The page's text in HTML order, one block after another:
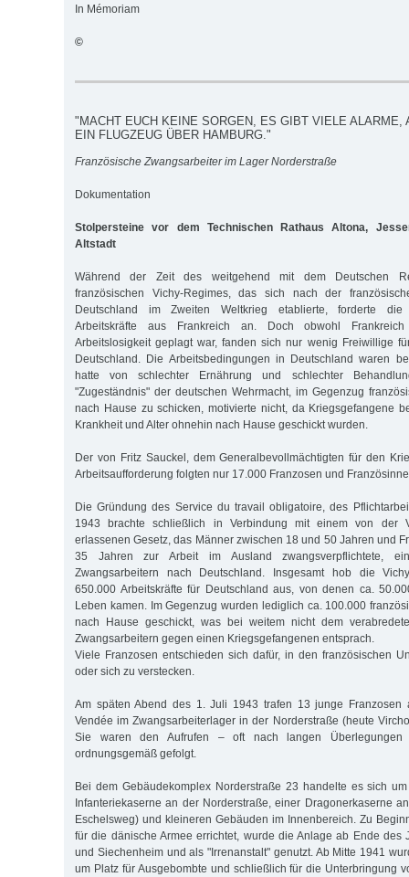
In Mémoriam
©
"MACHT EUCH KEINE SORGEN, ES GIBT VIELE ALARME,
EIN FLUGZEUG ÜBER HAMBURG."
Französische Zwangsarbeiter im Lager Norderstraße
Dokumentation
Stolpersteine vor dem Technischen Rathaus Altona,
Altstadt
Während der Zeit des weitgehend mit dem Deutschen
französischen Vichy-Regimes, das sich nach der
Deutschland im Zweiten Weltkrieg etablierte, forderte die
Arbeitskräfte aus Frankreich an. Doch obwohl
Arbeitslosigkeit geplagt war, fanden sich nur wenig Freiwillige
Deutschland. Die Arbeitsbedingungen in Deutschland waren
hatte von schlechter Ernährung und schlechter
"Zugeständnis" der deutschen Wehrmacht, im Gegenzug
nach Hause zu schicken, motivierte nicht, da Kriegsgefangene
Krankheit und Alter ohnehin nach Hause geschickt wurden.
Der von Fritz Sauckel, dem Generalbevollmächtigten für den
Arbeitsaufforderung folgten nur 17.000 Franzosen und
Die Gründung des Service du travail obligatoire, des
1943 brachte schließlich in Verbindung mit einem von der
erlassenen Gesetz, das Männer zwischen 18 und 50 Jahren und
35 Jahren zur Arbeit im Ausland zwangsverpflichtete,
Zwangsarbeitern nach Deutschland. Insgesamt hob die
650.000 Arbeitskräfte für Deutschland aus, von denen ca.
Leben kamen. Im Gegenzug wurden lediglich ca. 100.000
nach Hause geschickt, was bei weitem nicht dem
Zwangsarbeitern gegen einen Kriegsgefangenen entsprach.
Viele Franzosen entschieden sich dafür, in den französischen
oder sich zu verstecken.
Am späten Abend des 1. Juli 1943 trafen 13 junge Franzosen
Vendée im Zwangsarbeiterlager in der Norderstraße (heute
Sie waren den Aufrufen – oft nach langen Überlegungen
ordnungsgemäß gefolgt.
Bei dem Gebäudekomplex Norderstraße 23 handelte es sich
Infanteriekaserne an der Norderstraße, einer Dragonerkaserne
Eschelsweg) und kleineren Gebäuden im Innenbereich. Zu
für die dänische Armee errichtet, wurde die Anlage ab Ende des
und Siechenheim und als "Irrenanstalt" genutzt. Ab Mitte 1941
um Platz für Ausgebombte und schließlich für die Unterbringung